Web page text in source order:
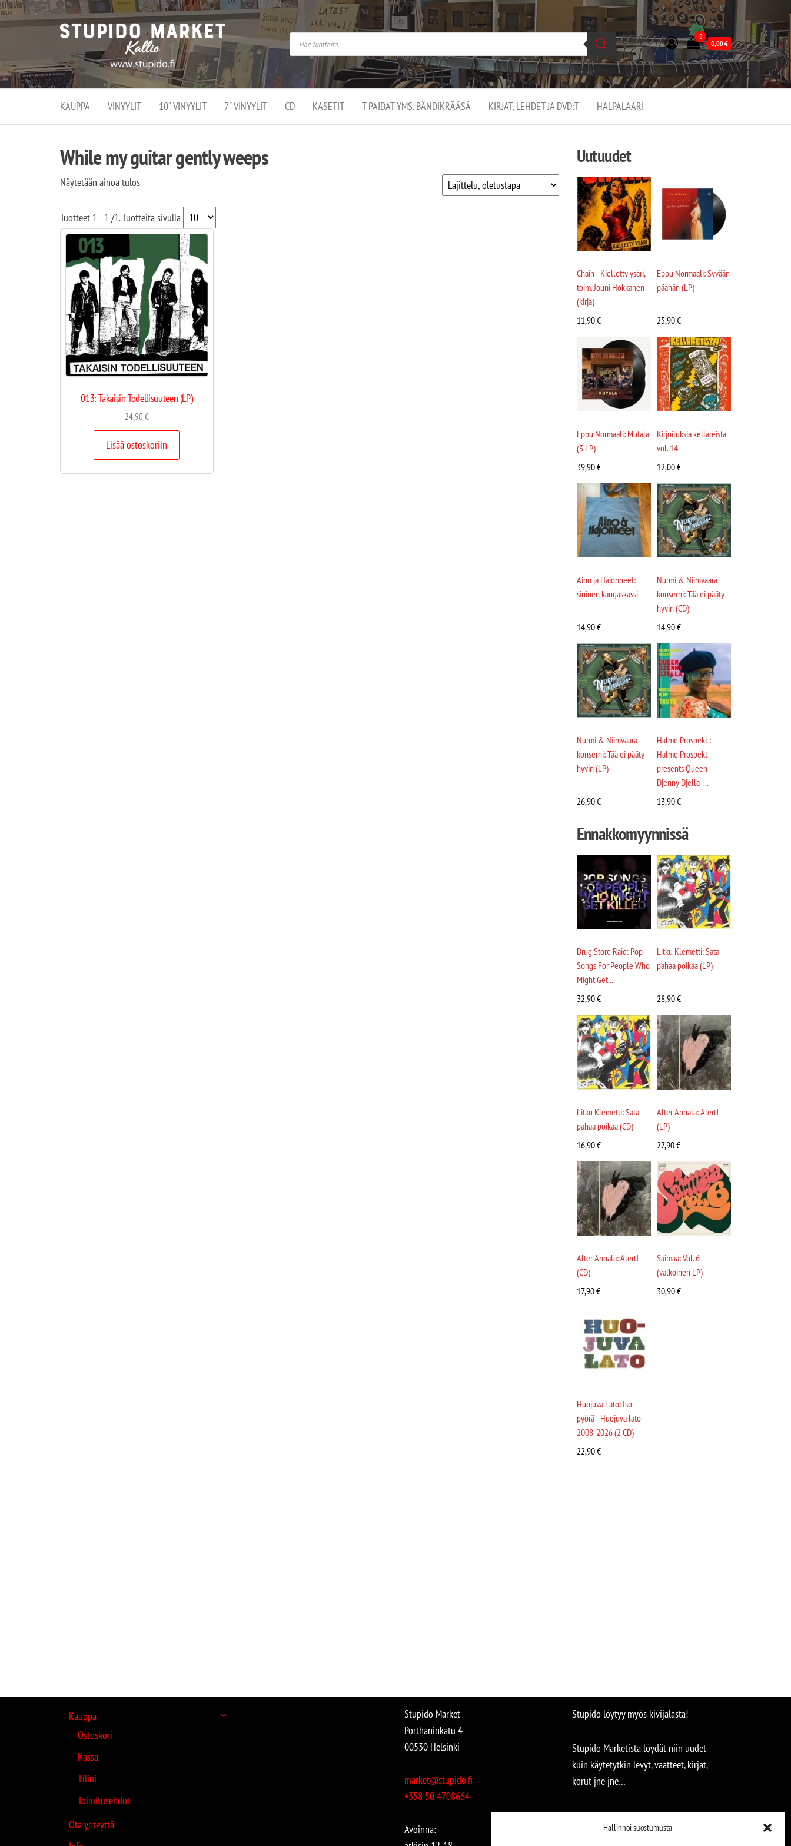
Hallinnoi suostumusta
Stupido
Market –
verkossa
ja
kivijalassa
Stupido Market on
vaihtoehtomusaan
erikoistunut
verkko- sekä
kivijalkakauppa
Helsingissä
Kallion
0
0,00€
KAUPPA VINYYLIT 10" VINYYLIT 7" VINYYLIT CD KASETIT T-PAIDAT YMS. BÄNDIKRÄÄSÄ KIRJAT, LEHDET JA DVD:T HALPALAARI
While my guitar gently weeps
Näytetään ainoa tulos
Tuotteet 1 - 1 /1. Tuotteita sivulla
013: Takaisin Todellisuuteen (LP)
24,90€
Lisää ostoskoriin
Uutuudet
Chain - Kielletty ysäri,
toim. Jouni Hokkanen
(kirja)
11,90€
Eppu Normaali: Syvään
päähän (LP)
25,90€
Eppu Normaali: Mutala
(3 LP)
39,90€
Kirjoituksia kellareista
vol. 14
12,00€
Aino ja Hajonneet:
sininen kangaskassi
14,90€
Nurmi & Niinivaara
konserni: Tää ei pääty
hyvin (CD)
14,90€
Nurmi & Niinivaara
konserni: Tää ei pääty
hyvin (LP)
26,90€
Halme Prospekt :
Halme Prospekt
presents Queen
Djenny Djella -...
13,90€
Ennakkomyynnissä
Drug Store Raid: Pop
Songs For People Who
Might Get...
32,90€
Litku Klemetti: Sata
pahaa poikaa (LP)
28,90€
Litku Klemetti: Sata
pahaa poikaa (CD)
16,90€
Alter Annala: Alert!
(LP)
27,90€
Alter Annala: Alert!
(CD)
17,90€
Saimaa: Vol. 6
(valkoinen LP)
30,90€
Huojuva Lato: Iso
pyörä - Huojuva lato
2008-2026 (2 CD)
22,90€
Kauppa
Ostoskori
Kassa
Tilini
Toimitusehdot
Ota yhteyttä
Stupido Market
Porthaninkatu 4
00530 Helsinki
market@stupido.fi
+358 50 4708664
Avoinna:
Stupido löytyy myös kivijalasta!
Stupido Marketista löydät niin uudet
kuin käytetytkin levyt, vaatteet, kirjat,
korut jne jne…